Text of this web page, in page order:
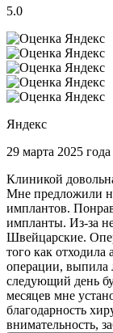
5.0
Яндекс
29 марта 2025 года
Клиникой
Мне предложили
имплантов.
импланты. Из-за
Швейцарские.
того как отходила
операции, выпила
следующий день
месяцев мне
благодарность
внимательность,